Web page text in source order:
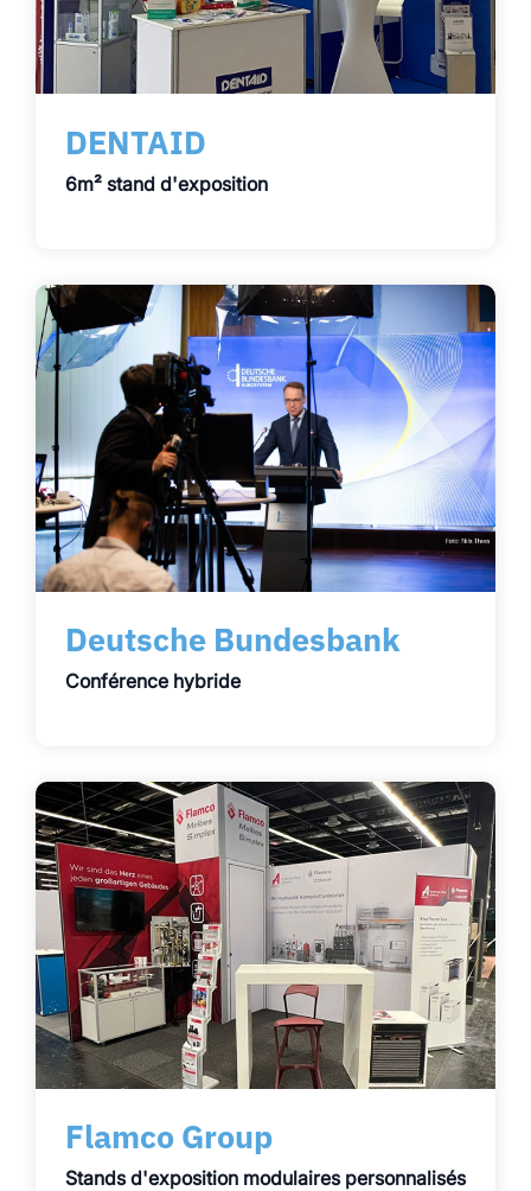
DENTAID
6m² stand d'exposition
Deutsche Bundesbank
Conférence hybride
Flamco Group
Stands d'exposition modulaires personnalisés